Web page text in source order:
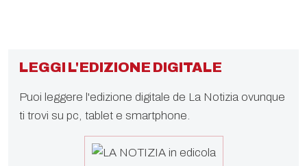
LEGGI L'EDIZIONE DIGITALE
Puoi leggere l'edizione digitale de La Notizia ovunque
ti trovi su pc, tablet e smartphone.